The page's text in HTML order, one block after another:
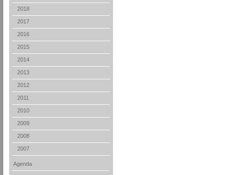
2018
2017
2016
2015
2014
2013
2012
2011
2010
2009
2008
2007
Agenda